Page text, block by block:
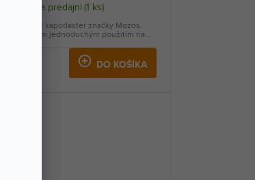
Skladom na predajni (1 ks)
DO KOŠÍKA
Pozinkovaný kapodaster značky Mozos.
Vyniká svojím jednoduchým použitím na...